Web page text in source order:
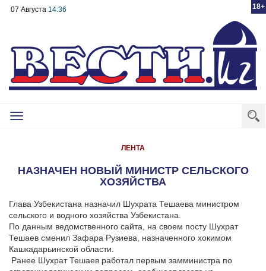
18+
07 Августа 14:36
Toggle
ЛЕНТА
НАЗНАЧЕН НОВЫЙ МИНИСТР СЕЛЬСКОГО
ХОЗЯЙСТВА
Глава Узбекистана назначил Шухрата Тешаева министром
сельского и водного хозяйства Узбекистана.
По данным ведомственного сайта, на своем посту Шухрат
Тешаев сменил Зафара Рузиева, назначенного хокимом
Кашкадарьинской области.
Ранее Шухрат Тешаев работал первым замминистра по